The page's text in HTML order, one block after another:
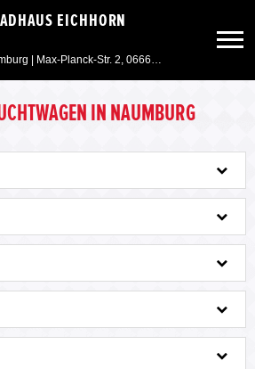
EICHHORN
Nordstraße 18, 06618 Naumburg | Max-Planck-Str. 2, 06667 Weißenfels
IN NAUMBURG